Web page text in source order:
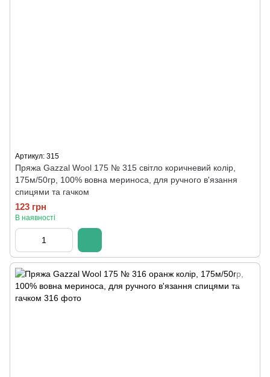
Артикул: 315
Пряжа Gazzal Wool 175 № 315 світло коричневий колір,
175м/50гр, 100% вовна мериноса, для ручного в'язання
спицями та гачком
123 грн
В наявності